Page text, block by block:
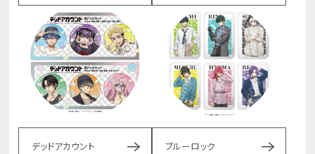
デッドアカウント ブルーロック